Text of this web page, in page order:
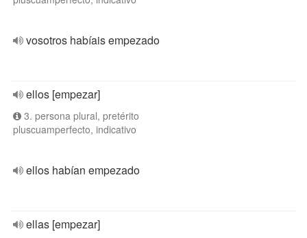
vosotros habíais empezado
ellos [empezar]
3. persona plural, pretérito
pluscuamperfecto, indicativo
ellos habían empezado
ellas [empezar]